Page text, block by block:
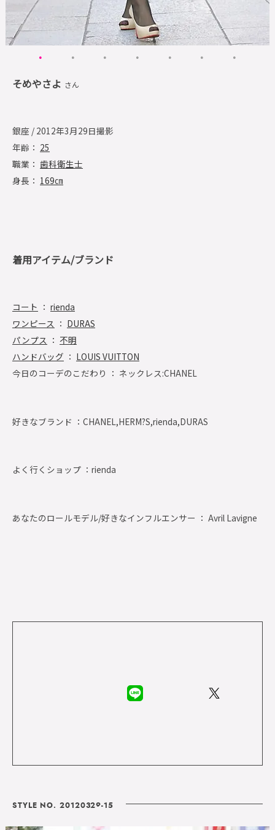
そめやさよ さん
銀座 / 2012年3月29日撮影
年齢： 25
職業： 歯科衛生士
身長： 169㎝
着用アイテム/ブランド
コート ： rienda
ワンピース ： DURAS
パンプス ： 不明
ハンドバッグ ： LOUIS VUITTON
今日のコーデのこだわり ： ネックレス:CHANEL
好きなブランド ： CHANEL,HERM?S,rienda,DURAS
よく行くショップ ： rienda
あなたのロールモデル/好きなインフルエンサー ： Avril Lavigne
STYLE NO. 20120329-15